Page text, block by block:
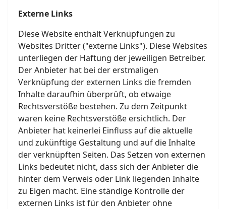
Externe Links
Diese Website enthält Verknüpfungen zu
Websites Dritter ("externe Links"). Diese Websites
unterliegen der Haftung der jeweiligen Betreiber.
Der Anbieter hat bei der erstmaligen
Verknüpfung der externen Links die fremden
Inhalte daraufhin überprüft, ob etwaige
Rechtsverstöße bestehen. Zu dem Zeitpunkt
waren keine Rechtsverstöße ersichtlich. Der
Anbieter hat keinerlei Einfluss auf die aktuelle
und zukünftige Gestaltung und auf die Inhalte
der verknüpften Seiten. Das Setzen von externen
Links bedeutet nicht, dass sich der Anbieter die
hinter dem Verweis oder Link liegenden Inhalte
zu Eigen macht. Eine ständige Kontrolle der
externen Links ist für den Anbieter ohne